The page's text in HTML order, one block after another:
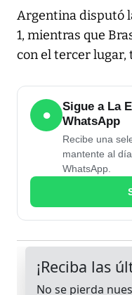
Argentina disputó
1, mientras que
con el tercer lugar,
●
Sigue a La
WhatsApp
Recibe una
mantente al
WhatsApp.